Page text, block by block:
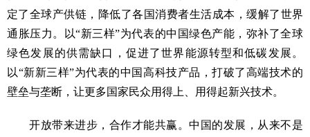
定了全球产供链，降低了各国消费者生活成本，缓解了世界
通胀压力。以“新三样”为代表的中国绿色产能，弥补了全球
绿色发展的供需缺口，促进了世界能源转型和低碳发展。
以“新新三样”为代表的中国高科技产品，打破了高端技术的
壁垒与垄断，让更多国家民众用得上、用得起新兴技术。
开放带来进步，合作才能共赢。中国的发展，从来不是